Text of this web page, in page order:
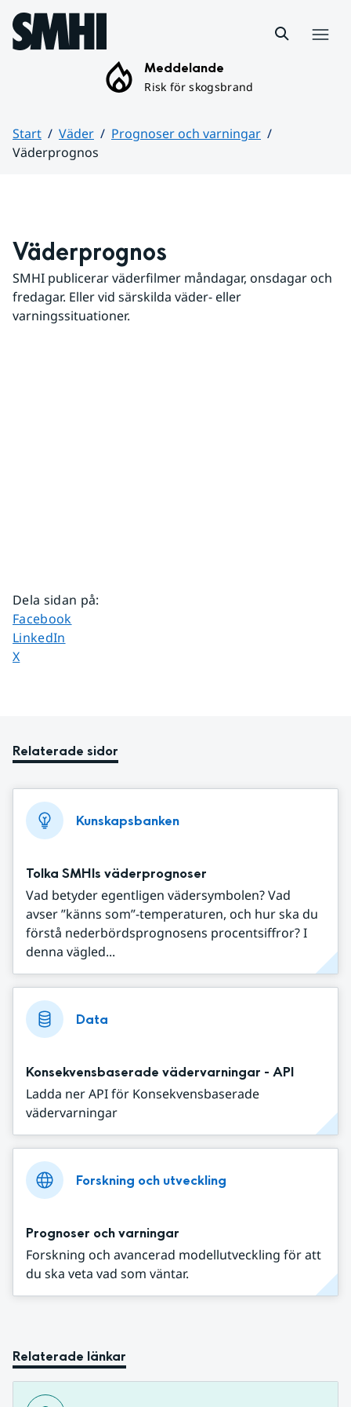
Hoppa till sidans innehåll
Meddelande
Risk för skogsbrand
Start Väder
Prognoser och varningar
Väderprognos
Väderprognos
SMHI publicerar väderfilmer måndagar, onsdagar och
fredagar. Eller vid särskilda väder- eller
varningssituationer.
Dela sidan på:
Dela sidan på
Facebook
Dela sidan på
LinkedIn
Dela sidan på
X
Relaterade sidor
Kunskapsbanken
Tolka SMHIs väderprognoser
Vad betyder egentligen vädersymbolen? Vad
avser ”känns som”-temperaturen, och hur ska du
förstå nederbördsprognosens procentsiffror? I
denna vägled...
Data
Konsekvensbaserade vädervarningar - API
Ladda ner API för Konsekvensbaserade
vädervarningar
Forskning och utveckling
Prognoser och varningar
Forskning och avancerad modellutveckling för att
du ska veta vad som väntar.
Relaterade länkar